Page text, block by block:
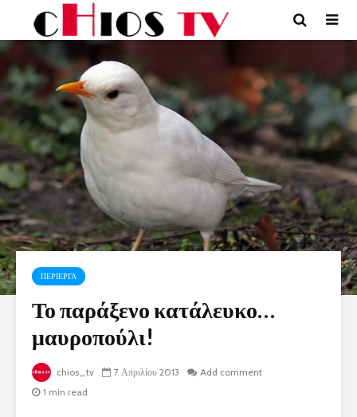
ΠΕΡΙΕΡΓΑ
Το παράξενο κατάλευκο…
μαυροπούλι!
chios_tv 7 Απριλίου 2013
Add comment
1 min read